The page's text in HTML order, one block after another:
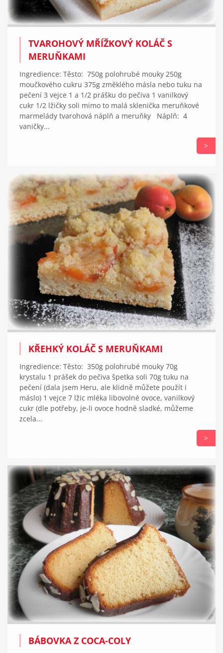
TVAROHOVÝ MŘÍŽKOVÝ KOLÁČ S
MERUŇKAMI
Ingredience: Těsto: 750g polohrubé mouky 250g
moučkového cukru 375g změklého másla nebo tuku na
pečení 3 vejce 1 a 1/2 prášku do pečiva 1 vanilkový
cukr 1/2 lžičky soli mimo to malá sklenička meruňkové
marmelády tvarohová náplň a meruňky Náplň: 4
vaničky...
>
KŘEHKÝ KOLÁČ S MERUŇKAMI
Ingredience: Těsto: 350g polohrubé mouky 70g
krystalu 1 prášek do pečiva špetka soli 70g tuku na
pečení (dala jsem Heru, ale klidně můžete použít i
máslo) 1 vejce 7 lžic mléka libovolné ovoce, vanilkový
cukr (dle potřeby, je-li ovoce hodně sladké, můžeme
zcela...
>
BÁBOVKA Z COCA-COLY